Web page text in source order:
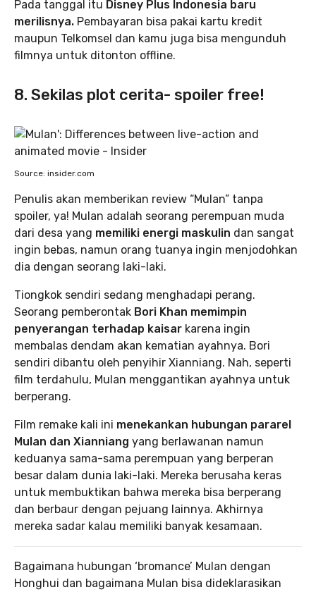
Pada tanggal itu Disney Plus Indonesia baru
merilisnya. Pembayaran bisa pakai kartu kredit
maupun Telkomsel dan kamu juga bisa mengunduh
filmnya untuk ditonton offline.
8. Sekilas plot cerita- spoiler free!
Source: insider.com
Penulis akan memberikan review “Mulan” tanpa
spoiler, ya! Mulan adalah seorang perempuan muda
dari desa yang memiliki energi maskulin dan sangat
ingin bebas, namun orang tuanya ingin menjodohkan
dia dengan seorang laki-laki.
Tiongkok sendiri sedang menghadapi perang.
Seorang pemberontak Bori Khan memimpin
penyerangan terhadap kaisar karena ingin
membalas dendam akan kematian ayahnya. Bori
sendiri dibantu oleh penyihir Xianniang. Nah, seperti
film terdahulu, Mulan menggantikan ayahnya untuk
berperang.
Film remake kali ini menekankan hubungan pararel
Mulan dan Xianniang yang berlawanan namun
keduanya sama-sama perempuan yang berperan
besar dalam dunia laki-laki. Mereka berusaha keras
untuk membuktikan bahwa mereka bisa berperang
dan berbaur dengan pejuang lainnya. Akhirnya
mereka sadar kalau memiliki banyak kesamaan.
Bagaimana hubungan ‘bromance’ Mulan dengan
Honghui dan bagaimana Mulan bisa dideklarasikan